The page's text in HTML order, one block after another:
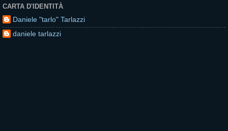
CARTA D'IDENTITÀ
Daniele "tarlo" Tarlazzi
daniele tarlazzi